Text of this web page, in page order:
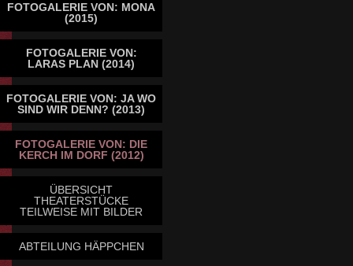
FOTOGALERIE VON: MONA
(2015)
FOTOGALERIE VON:
LARAS PLAN (2014)
FOTOGALERIE VON: JA WO
SIND WIR DENN? (2013)
FOTOGALERIE VON: DIE
KERCH IM DORF (2012)
ÜBERSICHT
THEATERSTÜCKE
TEILWEISE MIT BILDER
ABTEILUNG HÄPPCHEN